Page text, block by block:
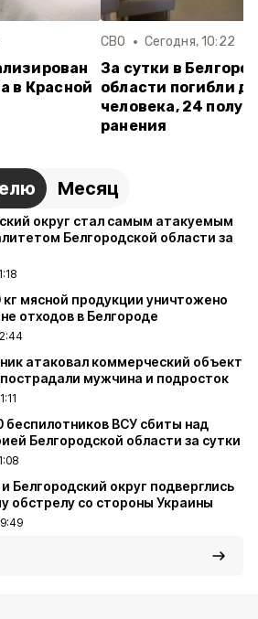
в Красной
СВО Сегодня, 10:22
За сутки в
области погибли
человека, 24
ранения
Месяц
округ стал самым атакуемым
Белгородской области за
кг мясной продукции уничтожено
отходов в Белгороде
атаковал коммерческий объект
пострадали мужчина и подросток
беспилотников ВСУ сбиты над
Белгородской области за сутки
Белгородский округ подверглись
обстрелу со стороны Украины